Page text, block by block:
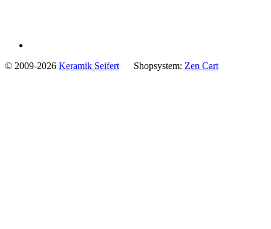
© 2009-2026 Keramik Seifert Shopsystem: Zen Cart